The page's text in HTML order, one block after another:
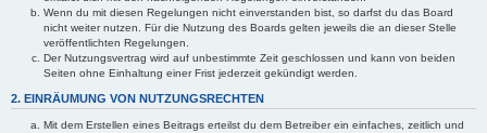
Wenn du mit diesen Regelungen nicht einverstanden bist, so darfst du das Board
nicht weiter nutzen. Für die Nutzung des Boards gelten jeweils die an dieser Stelle
veröffentlichten Regelungen.
Der Nutzungsvertrag wird auf unbestimmte Zeit geschlossen und kann von beiden
Seiten ohne Einhaltung einer Frist jederzeit gekündigt werden.
2. EINRÄUMUNG VON NUTZUNGSRECHTEN
Mit dem Erstellen eines Beitrags erteilst du dem Betreiber ein einfaches, zeitlich und